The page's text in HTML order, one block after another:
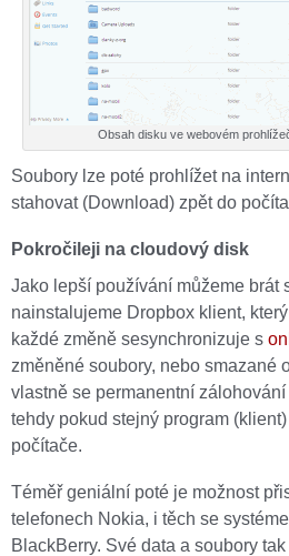
Obsah disku ve webovém
Soubory lze poté prohlížet na
stahovat (Download) zpět do
Pokročileji na cloudový disk
Jako lepší používání můžeme brát
nainstalujeme Dropbox klient,
každé změně sesynchronizuje s
změněné soubory, nebo smazané
vlastně se permanentní
tehdy pokud stejný program
počítače.
Téměř geniální poté je možnost
telefonech Nokia, i těch se
BlackBerry. Své data a soubory